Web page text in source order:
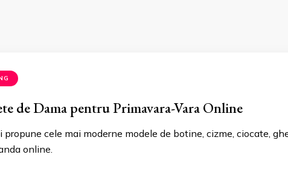
de Dama pentru Primavara-Vara Online
propune cele mai moderne modele de botine, cizme, ciocate,
online.